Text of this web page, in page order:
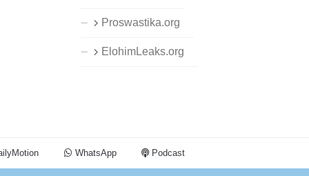
Proswastika.org
ElohimLeaks.org
WhatsApp Podcast